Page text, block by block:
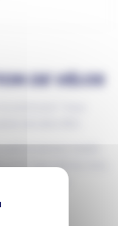
DE VÉLOS
le 1 mercredi du mois,